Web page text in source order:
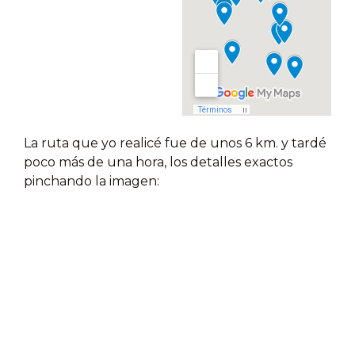
La ruta que yo realicé fue de unos 6 km. y tardé
poco más de una hora, los detalles exactos
pinchando la imagen: